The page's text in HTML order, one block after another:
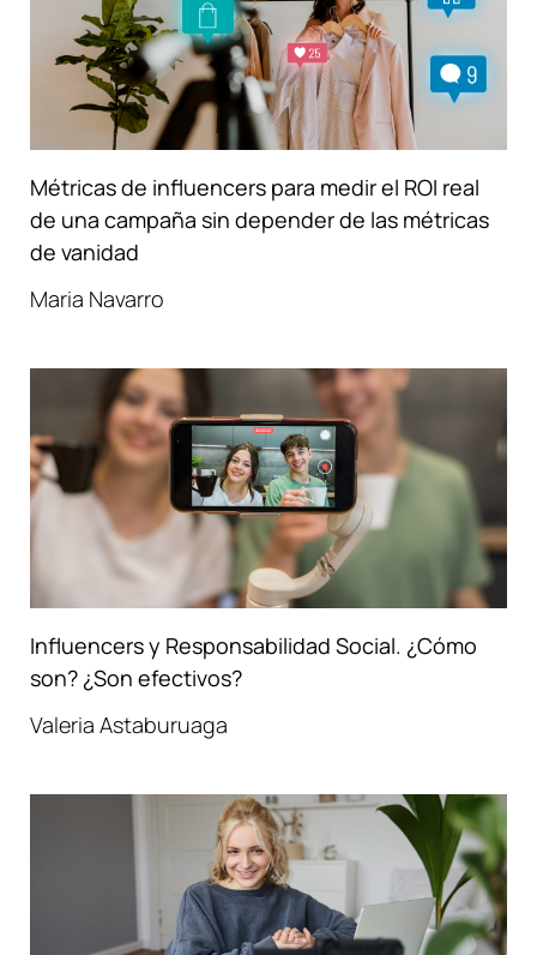
Métricas de influencers para medir el ROI real
de una campaña sin depender de las métricas
de vanidad
Maria Navarro
Influencers y Responsabilidad Social. ¿Cómo
son? ¿Son efectivos?
Valeria Astaburuaga